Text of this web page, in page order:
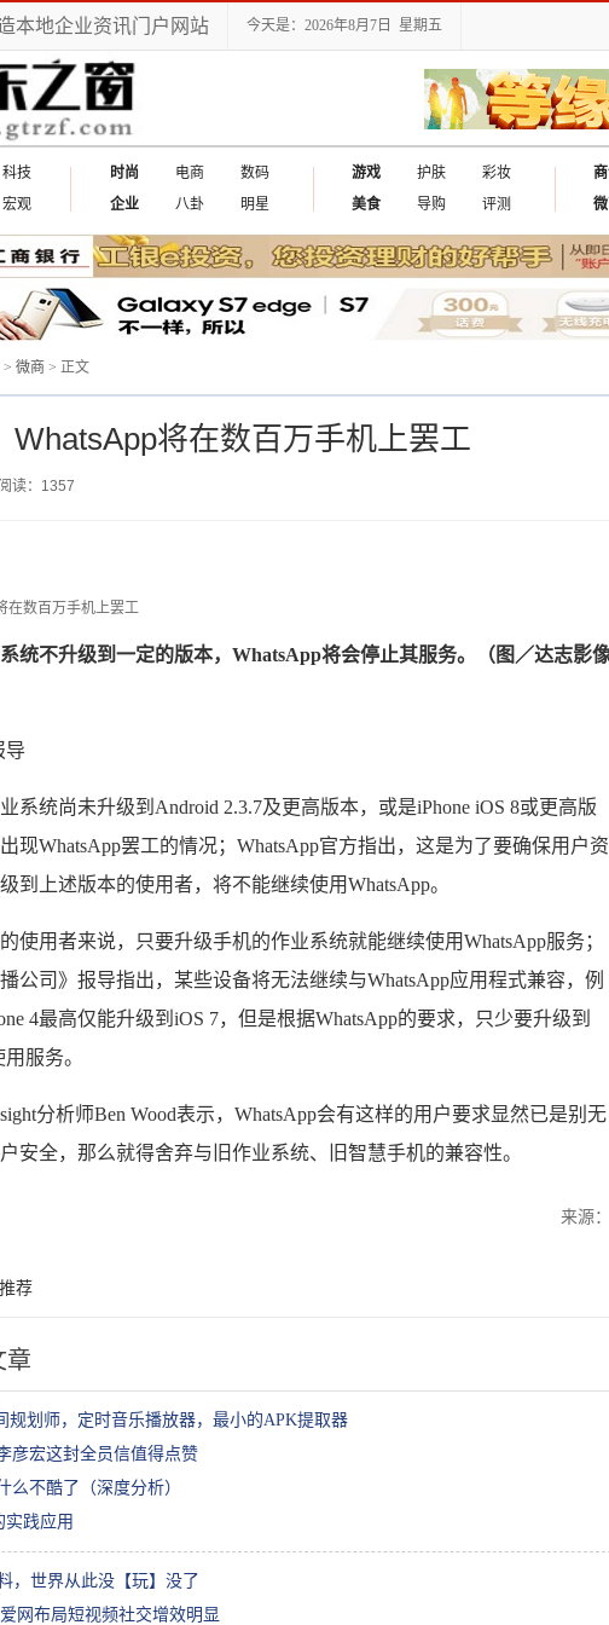
本地企业资讯门户网站 今天是：2026年8月7日 星期五
科技
宏观
时尚 电商
数码
企业
八卦 明星
游戏 护肤
彩妆
美食
导购 评测
> 微商 > 正文
WhatsApp将在数百万手机上罢工
阅读：1357
统不升级到一定的版本，WhatsApp将会停止其服务。（图／达志影
导
系统尚未升级到Android 2.3.7及更高版本，或是iPhone iOS 8或更高版
现WhatsApp罢工的情况；WhatsApp官方指出，这是为了要确保用户资
到上述版本的使用者，将不能继续使用WhatsApp。
使用者来说，只要升级手机的作业系统就能继续使用WhatsApp服务；
公司》报导指出，某些设备将无法继续与WhatsApp应用程式兼容，例
4最高仅能升级到iOS 7，但是根据WhatsApp的要求，只少要升级到
服务。
分析师Ben Wood表示，WhatsApp会有这样的用户要求显然已是别无
安全，那么就得舍弃与旧作业系统、旧智慧手机的兼容性。
来源：
荐
章
规划师，定时音乐播放器，最小的APK提取器
彦宏这封全员信值得点赞
么不酷了（深度分析）
实践应用
，世界从此没【玩】没了
网布局短视频社交增效明显